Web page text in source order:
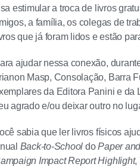
estimular a troca de livros
a família, os colegas de
que já foram lidos e estão
ajudar nessa conexão,
Masp, Consolação, Barra
da Editora Panini e da
agrado e/ou deixar outro no
sabia que ler livros físicos
Back-to-School doPaper
Impact Report Highlight,